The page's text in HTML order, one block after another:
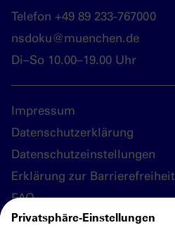
Telefon +49 89 233-767000
nsdoku@muenchen.de
Di–So 10.00–19.00 Uhr
Impressum
Datenschutzerklärung
Datenschutzeinstellungen
Erklärung zur Barrierefreiheit
FAQ